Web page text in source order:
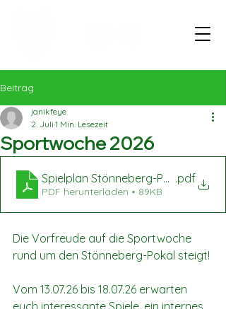
Beitrag
Sportwoche 2026
janikfeye
2. Juli 1 Min. Lesezeit
Spielplan Stönneberg-Pokal 2025
.pdf
PDF herunterladen • 89KB
Die Vorfreude auf die Sportwoche
rund um den Stönneberg-Pokal steigt!
Vom 13.07.26 bis 18.07.26 erwarten
euch interessante Spiele, ein internes